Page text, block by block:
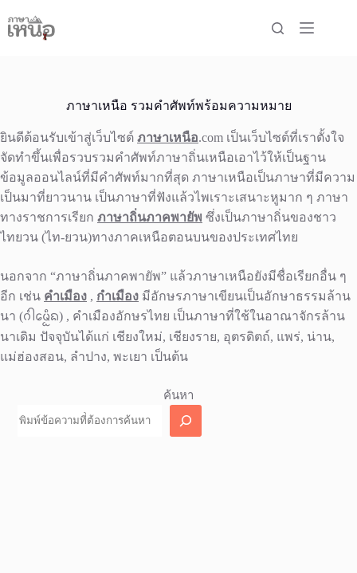
to
content
ภาษาเหนือ รวมคำศัพท์พร้อมความหมาย
ยินดีต้อนรับเข้าสู่เว็บไซต์ ภาษาเหนือ.com เป็นเว็บไซต์ที่เราตั้งใจ
จัดทำขึ้นเพื่อรวบรวมคำศัพท์ภาษาถิ่นเหนือเอาไว้ให้เป็นฐาน
ข้อมูลออนไลน์ที่มีคำศัพท์มากที่สุด ภาษาเหนือเป็นภาษาที่มีความ
เป็นมาที่ยาวนาน เป็นภาษาที่ฟังแล้วไพเราะเสนาะหูมาก ๆ ภาษา
ทางราชการเรียก ภาษาถิ่นภาคพายัพ ซึ่งเป็นภาษาถิ่นของชาว
ไทยวน (ไท-ยวน)ทางภาคเหนือตอนบนของประเทศไทย
นอกจาก “ภาษาถิ่นภาคพายัพ” แล้วภาษาเหนือยังมีชื่อเรียกอื่น ๆ
อีก เช่น คำเมือง , กำเมือง มีอักษรภาษาเขียนเป็นอักษาธรรมล้าน
นา (ᨣᩴᩤᨾᩮᩬᩥᨦ) , คำเมืองอักษรไทย เป็นภาษาที่ใช้ในอาณาจักรล้าน
นาเดิม ปัจจุบันได้แก่ เชียงใหม่, เชียงราย, อุตรดิตถ์, แพร่, น่าน,
แม่ฮ่องสอน, ลำปาง, พะเยา เป็นต้น
ค้นหา